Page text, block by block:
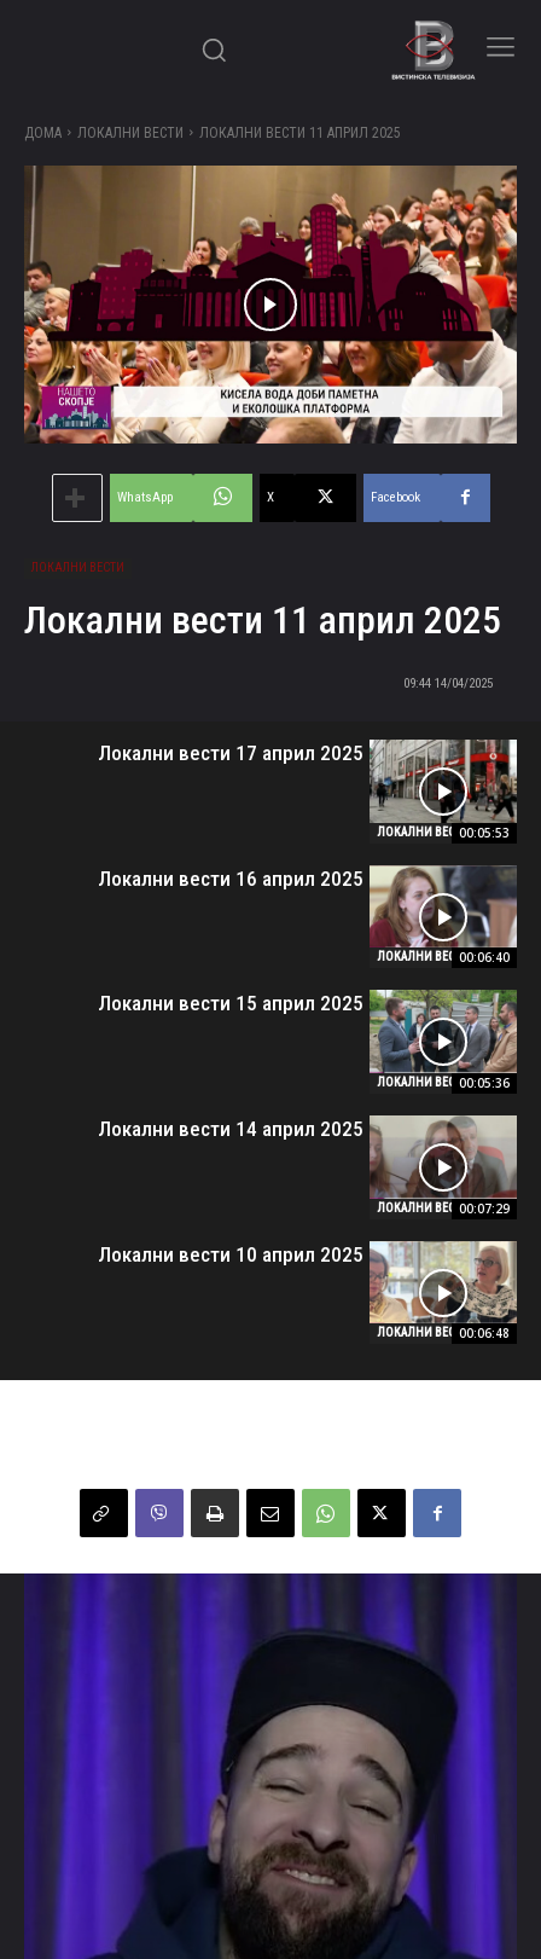
ДОМА ЛОКАЛНИ ВЕСТИ ЛОКАЛНИ ВЕСТИ 11 АПРИЛ 2025
Facebook
X
WhatsApp
ЛОКАЛНИ ВЕСТИ
Локални вести 11 април 2025
14/04/2025 09:44
ЛОКАЛНИ ВЕСТИ00:05:53
Локални вести 17 април 2025
ЛОКАЛНИ ВЕСТИ00:06:40
Локални вести 16 април 2025
ЛОКАЛНИ ВЕСТИ00:05:36
Локални вести 15 април 2025
ЛОКАЛНИ ВЕСТИ00:07:29
Локални вести 14 април 2025
ЛОКАЛНИ ВЕСТИ00:06:48
Локални вести 10 април 2025